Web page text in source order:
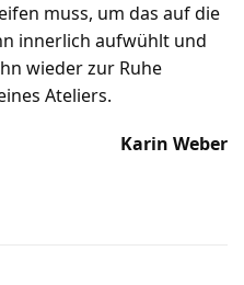
muss, um das auf die
innerlich aufwühlt und
wieder zur Ruhe
Ateliers.
Karin Weber